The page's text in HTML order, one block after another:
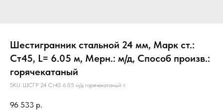
Шестигранник стальной 24 мм, Марк ст.:
Ст45, L= 6.05 м, Мерн.: м/д, Способ произв.:
горячекатаный
SKU: ШСГР 24 Ст45 6.05 м/д горячекатаный т
96 533 р.